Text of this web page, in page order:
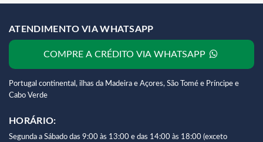
ATENDIMENTO VIA WHATSAPP
COMPRE A CRÉDITO VIA WHATSAPP
Portugal continental, ilhas da Madeira e Açores, São Tomé e Príncipe e
Cabo Verde
HORÁRIO:
Segunda a Sábado das 9:00 às 13:00 e das 14:00 às 18:00 (exceto